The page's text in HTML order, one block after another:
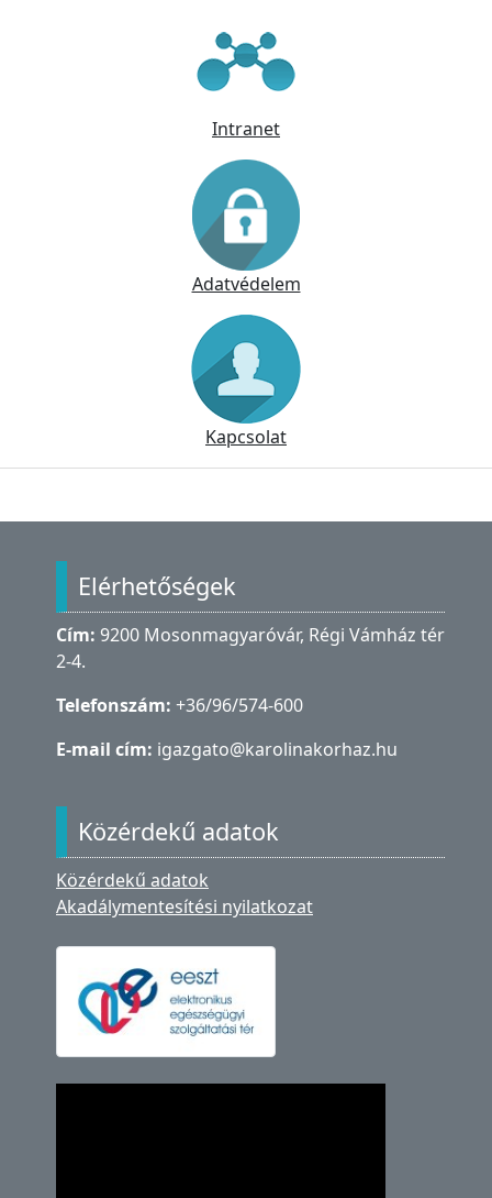
Intranet
Adatvédelem
Kapcsolat
Elérhetőségek
Cím: 9200 Mosonmagyaróvár, Régi Vámház tér
2-4.
Telefonszám: +36/96/574-600
E-mail cím: igazgato@karolinakorhaz.hu
Közérdekű adatok
Közérdekű adatok
Akadálymentesítési nyilatkozat